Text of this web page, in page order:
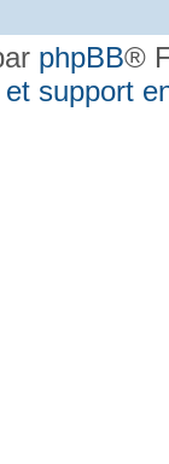
phpBB®
support